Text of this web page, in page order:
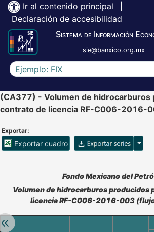
Ir al contenido principal
Declaración de accesibilidad
Sistema de Información
sie@banxico.org.mx
Escriba el texto a buscar
(CA377) - Volumen de hidrocarburos
contrato de licencia RF-C006-2016-
Exportar:
Exportar cuadro
Retroceder:
Accesibilidad de Cuadros Analíticos, al
Fondo Mexicano del
Volumen de hidrocarburos producidos
licencia RF-C006-2016-003